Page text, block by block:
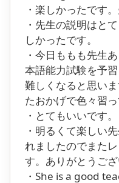
・楽しかったです
・先生の説明はと
しかったです。
・今日ももも先生
本語能力試験を予
難しくなると思い
たおかげで色々習っ
・とてもいいです。
・明るくて楽しい
れましたのでまた
す。ありがとうござ
・She is a good